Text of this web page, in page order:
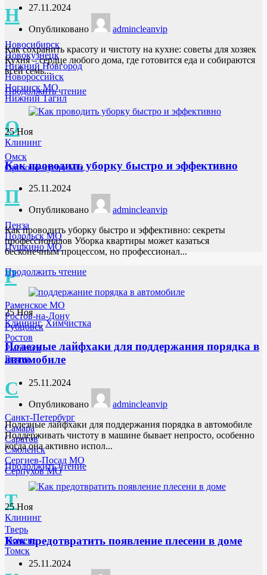
Н
Новосибирск
Новокузнецк
Нижний Новгород
Новороссийск
Ногинск МО
Нижний Тагил
О
Омск
Орехово-Зуево МО
П
Пенза
Подольск МО
Пушкино МО
Р
Раменское МО
Ростов-на-Дону
Рубцовск
Ростов
Рыбинск
Рязань
С
Санкт-Петербург
Самара
Саратов
Смоленск
Сергиев-Посад МО
Серпухов МО
Т
Тверь
Тюмень
Томск
27.11.2024
Опубликовано
admincleanvip
Как сохранить красоту и чистоту на кухне: советы для хозяек
Кухня – сердце любого дома, где готовится еда и собираются
всей семь...
Продолжить чтение
25Ноя
Клининг
Как проводить уборку быстро и эффективно
25.11.2024
Опубликовано
admincleanvip
Как проводить уборку быстро и эффективно: секреты
профессионалов Уборка квартиры может казаться
бесконечным процессом, но профессионал...
Продолжить чтение
25Ноя
Клининг,Химчистка
Полезные лайфхаки для поддержания порядка в
автомобиле
25.11.2024
Опубликовано
admincleanvip
Полезные лайфхаки для поддержания порядка в автомобиле
Поддерживать чистоту в машине бывает непросто, особенно
когда она активно испол...
Продолжить чтение
25Ноя
Клининг
Как предотвратить появление плесени в доме
25.11.2024